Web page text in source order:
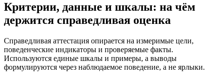
Критерии, данные и шкалы: на чём
держится справедливая оценка
Справедливая аттестация опирается на измеримые цели,
поведенческие индикаторы и проверяемые факты.
Используются единые шкалы и примеры, а выводы
формулируются через наблюдаемое поведение, а не ярлыки.